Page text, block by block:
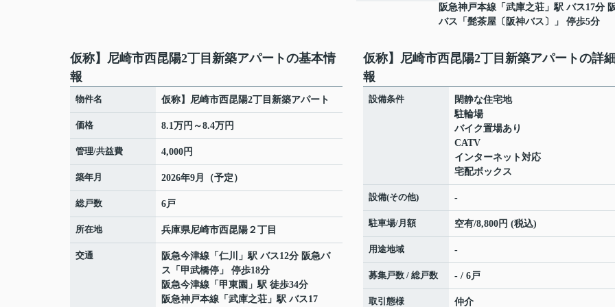
阪急神戸本線 「 武庫之荘 」駅 バス17分
バス「髭茶屋〔阪神バス〕」 停歩5分
仮称】尼崎市西昆陽2丁目新築アパートの基本情
報
物件名 仮称】尼崎市西昆陽2丁目新築アパート
価格 8.1万円～8.4万円
管理/共益費 4,000円
築年月 2026年9月（予定）
総戸数 6戸
所在地 兵庫県尼崎市西昆陽 ２丁目
交通 阪急今津線 「 仁川
」駅 バス12分 阪急バ
ス「甲武橋停」 停歩18分
阪急今津線 「 甲東園 」駅 徒歩34分
阪急神戸本線 「 武庫之荘 」駅 バス17
仮称】尼崎市西昆陽2丁目新築アパートの詳
報
設備条件
閑静な住宅地
駐輪場
バイク置場あり
CATV
インターネット対応
宅配ボックス
設備(その他) -
駐車場/月額 空有/8,800円 (税込)
用途地域 -
募集戸数 / 総戸数 - / 6戸
取引態様 仲介